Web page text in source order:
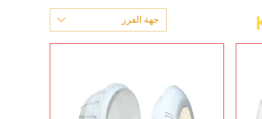
جهة الفرز